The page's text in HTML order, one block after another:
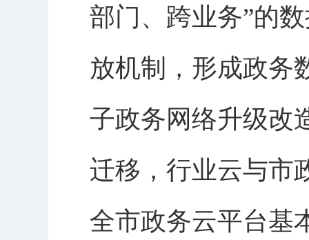
部门、跨业务”的
放机制，形成政务
子政务网络升级改
迁移，行业云与市
全市政务云平台基